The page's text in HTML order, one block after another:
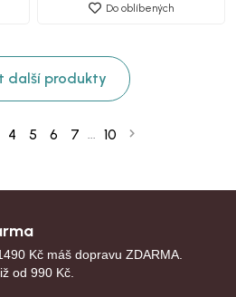
Do oblíbených
další produkty
4 5 6 7 ... 10
Kč máš dopravu ZDARMA.
od 990 Kč.